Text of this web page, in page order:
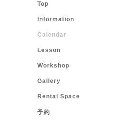
Top
Information
Calendar
Lesson
Workshop
Gallery
Rental Space
予約